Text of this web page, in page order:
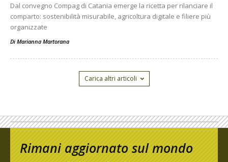
Dal convegno Compag di Catania emerge la ricetta per rilanciare il
comparto: sostenibilità misurabile, agricoltura digitale e filiere più
organizzate
Di Marianna Martorana
Carica altri articoli
Rimani aggiornato sul mondo